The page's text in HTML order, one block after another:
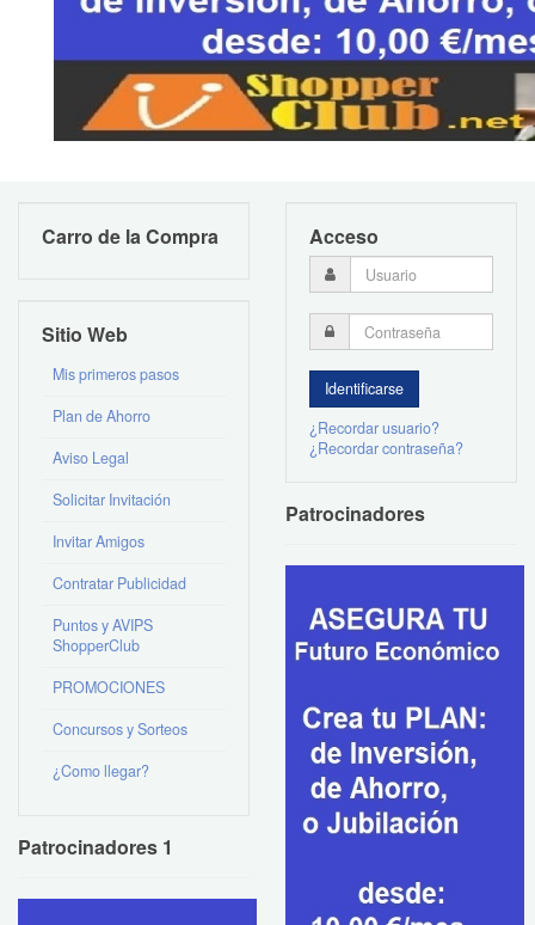
Carro de la Compra
Sitio Web
Mis primeros pasos
Plan de Ahorro
Aviso Legal
Solicitar Invitación
Invitar Amigos
Contratar Publicidad
Puntos y AVIPS
ShopperClub
PROMOCIONES
Concursos y Sorteos
¿Como llegar?
Patrocinadores 1
Acceso
¿Recordar usuario?
¿Recordar contraseña?
Patrocinadores